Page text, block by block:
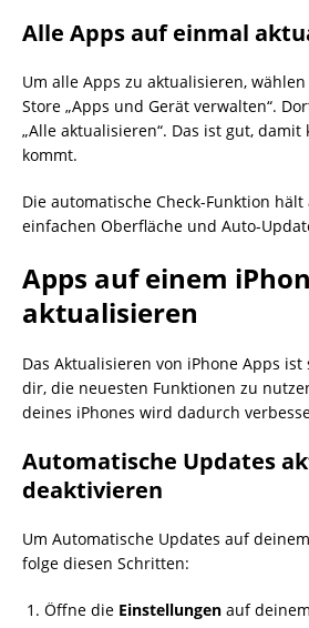
Alle Apps auf einmal
Um alle Apps zu aktualisieren, wählen
Store „Apps und Gerät verwalten“.
„Alle aktualisieren“. Das ist gut, damit
kommt.
Die automatische Check-Funktion
einfachen Oberfläche und Auto-
Apps auf einem
aktualisieren
Das Aktualisieren von iPhone Apps
dir, die neuesten Funktionen zu
deines iPhones wird dadurch
Automatische Updates
deaktivieren
Um Automatische Updates auf
folge diesen Schritten:
Öffne die Einstellungen auf